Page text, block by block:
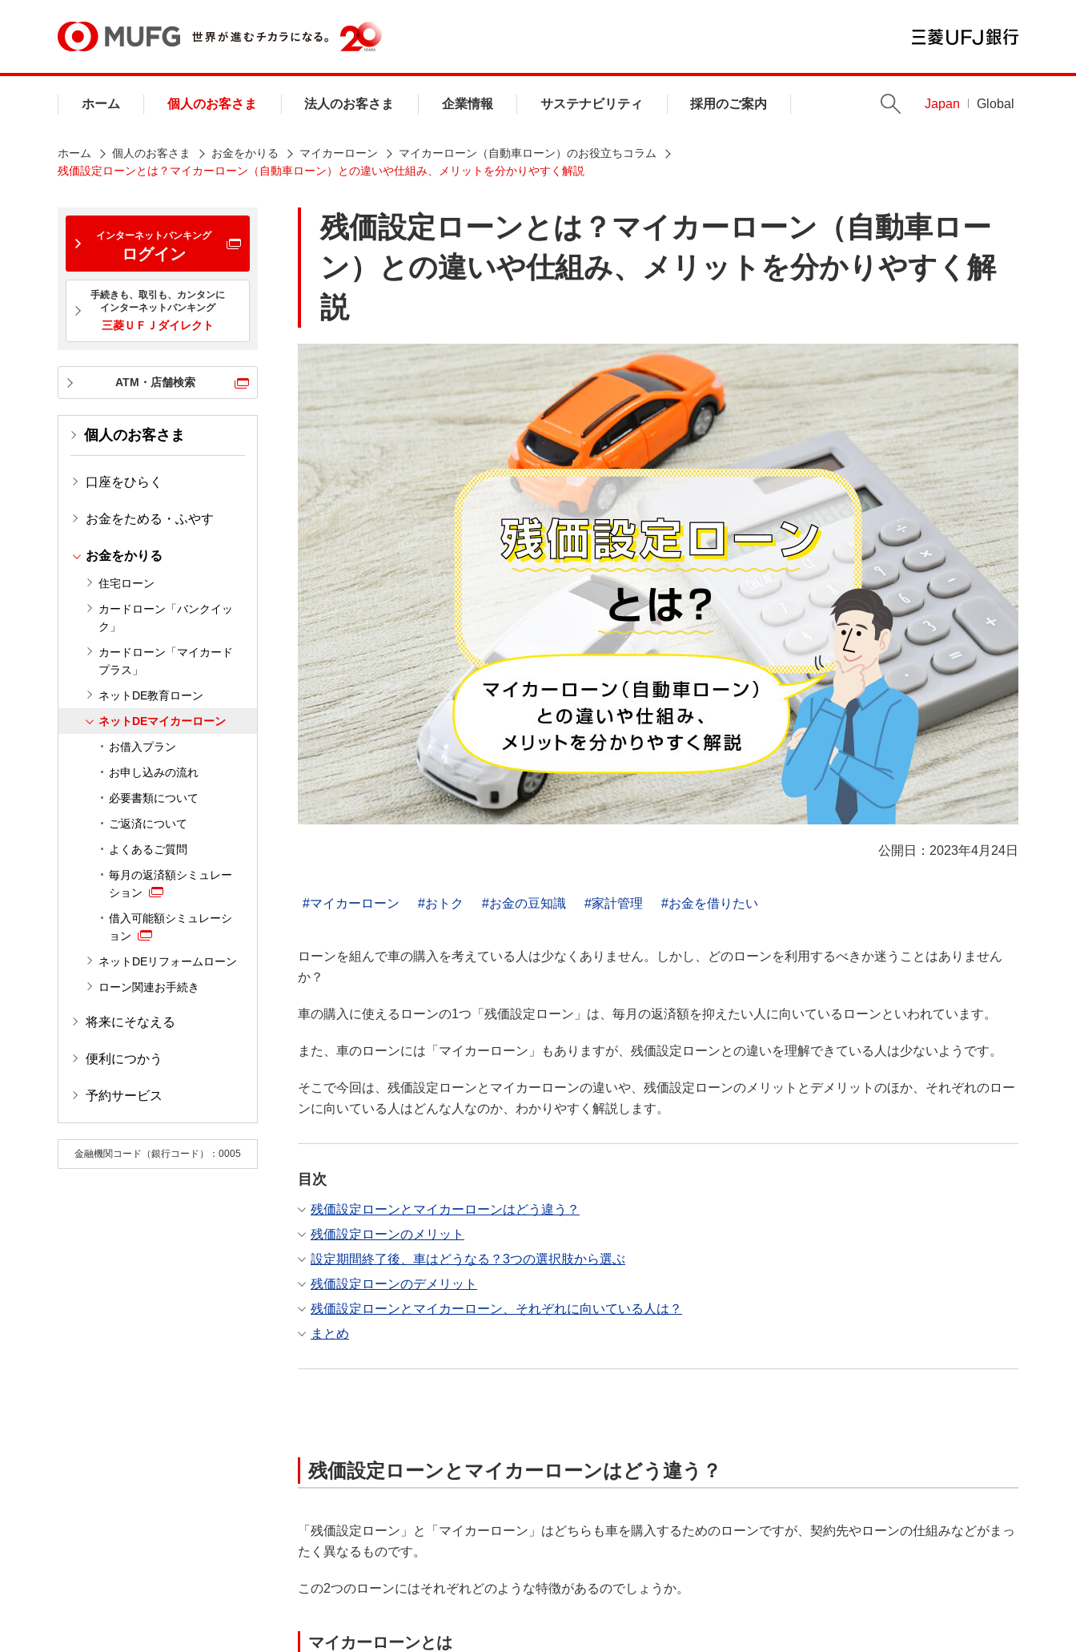
ホーム 個人のお客さま 法人のお客さま 企業情報 サステナビリティ 採用のご案内 Japan Global
ホーム 個人のお客さま お金をかりる マイカーローン
マイカーローン（自動車ローン）のお役立ちコラム
残価設定ローンとは？マイカーローン（自動車ローン）との違いや仕組み、メリットを分かりやすく解説
インターネットバンキング
ログイン
手続きも、取引も、カンタンに
インターネットバンキング
三菱ＵＦＪダイレクト
ATM・店舗検索
個人のお客さま
口座をひらく
お金をためる・ふやす
お金をかりる
住宅ローン
カードローン「バンクイッ
ク」
カードローン「マイカード
プラス」
ネットDE教育ローン
ネットDEマイカーローン
お借入プラン
お申し込みの流れ
必要書類について
ご返済について
よくあるご質問
毎月の返済額シミュレー
ション
借入可能額シミュレーシ
ョン
ネットDEリフォームローン
ローン関連お手続き
将来にそなえる
便利につかう
予約サービス
金融機関コード（銀行コード）：0005
残価設定ローンとは？マイカーローン（自動車ロー
ン）との違いや仕組み、メリットを分かりやすく解
説
公開日：2023年4月24日
マイカーローン おトク お金の豆知識 家計管理 お金を借りたい
ローンを組んで車の購入を考えている人は少なくありません。しかし、どのローンを利用するべきか迷うことはありません
か？
車の購入に使えるローンの1つ「残価設定ローン」は、毎月の返済額を抑えたい人に向いているローンといわれています。
また、車のローンには「マイカーローン」もありますが、残価設定ローンとの違いを理解できている人は少ないようです。
そこで今回は、残価設定ローンとマイカーローンの違いや、残価設定ローンのメリットとデメリットのほか、それぞれのロー
ンに向いている人はどんな人なのか、わかりやすく解説します。
目次
残価設定ローンとマイカーローンはどう違う？
残価設定ローンのメリット
設定期間終了後、車はどうなる？3つの選択肢から選ぶ
残価設定ローンのデメリット
残価設定ローンとマイカーローン、それぞれに向いている人は？
まとめ
残価設定ローンとマイカーローンはどう違う？
「残価設定ローン」と「マイカーローン」はどちらも車を購入するためのローンですが、契約先やローンの仕組みなどがまっ
たく異なるものです。
この2つのローンにはそれぞれどのような特徴があるのでしょうか。
マイカーローンとは